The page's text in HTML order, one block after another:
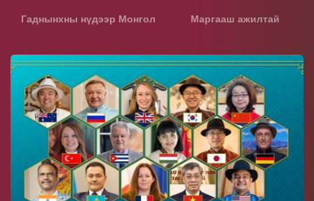
Гаднынхны нүдээр Монгол Маргааш ажилтай